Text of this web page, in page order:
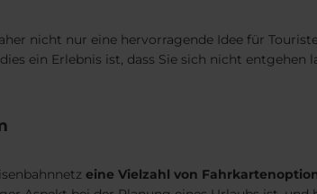
nicht nur eine hervorragende Idee für
ein Erlebnis ist, dass Sie sich nicht entgehen
eine Vielzahl von